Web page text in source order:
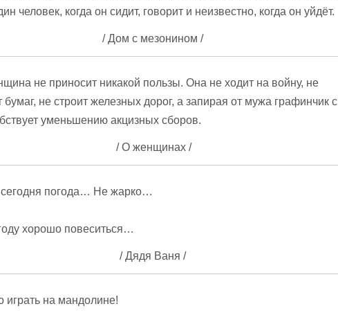
человек, когда он сидит, говорит и неизвестно, когда он уйдёт.
/ Дом с мезонином /
не приносит никакой пользы. Она не ходит на войну, не
не строит железных дорог, а запирая от мужа графинчик с
уменьшению акцизных сборов.
/ О женщинах /
погода… Не жарко…
хорошо повеситься…
/ Дядя Ваня /
играть на мандолине!
Эйнштейн цитаты
о жизни и о себе